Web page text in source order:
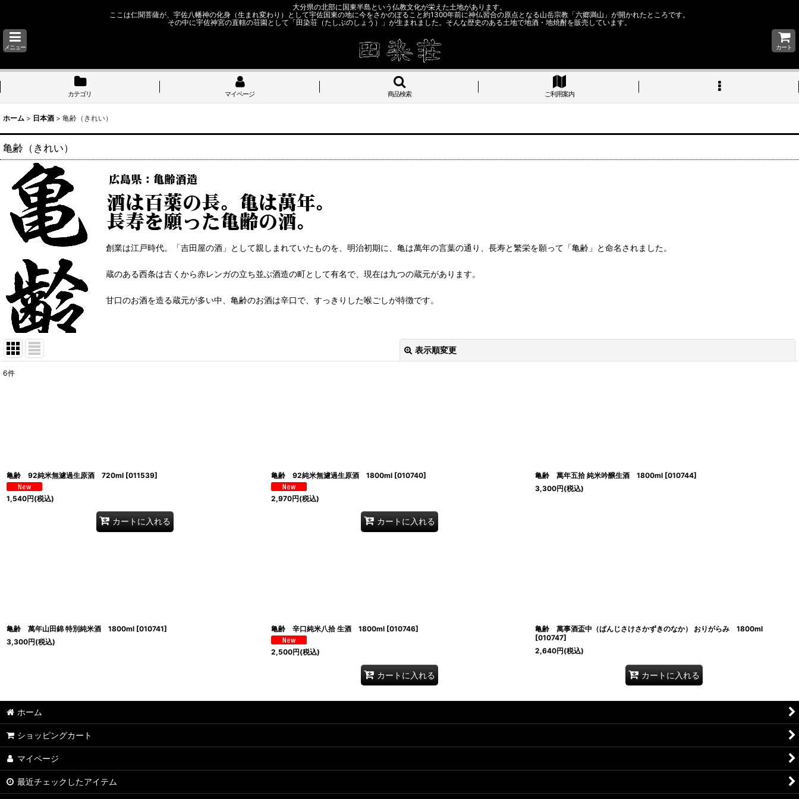
大分県の北部に国東半島という仏教文化が栄えた土地があります。
ここは仁聞菩薩が、宇佐八幡神の化身（生まれ変わり）として宇佐国東の地に今をさかのぼること約1300年前に神仏習合の原点となる山岳宗教「六郷満山」が開かれたところです。
その中に宇佐神宮の直轄の荘園として「田染荘（たしぶのしょう）」が生まれました。そんな歴史のある土地で地酒・地焼酎を販売しています。
メニュー カート
カテゴリ マイページ 商品検索 ご利用案内
ホーム > 日本酒 > 亀齢（きれい）
亀齢（きれい）
創業は江戸時代。「吉田屋の酒」として親しまれていたものを、明治初期に、亀は萬年の言葉の通り、長寿と繁栄を願って「亀齢」と命名されました。
蔵のある西条は古くから赤レンガの立ち並ぶ酒造の町として有名で、現在は九つの蔵元があります。
甘口のお酒を造る蔵元が多い中、亀齢のお酒は辛口で、すっきりした喉ごしが特徴です。
表示順変更
6件
亀齢 92純米無濾過生原酒 720ml [011539]
1,540円(税込)
カートに入れる
亀齢 92純米無濾過生原酒 1800ml [010740]
2,970円(税込)
カートに入れる
亀齢 萬年五拾 純米吟醸生酒 1800ml [010744]
3,300円(税込)
亀齢 萬年山田錦 特別純米酒 1800ml [010741]
3,300円(税込)
亀齢 辛口純米八拾 生酒 1800ml [010746]
2,500円(税込)
カートに入れる
亀齢 萬事酒盃中（ばんじさけさかずきのなか） おりがらみ 1800ml
[010747]
2,640円(税込)
カートに入れる
ホーム
ショッピングカート
マイページ
最近チェックしたアイテム